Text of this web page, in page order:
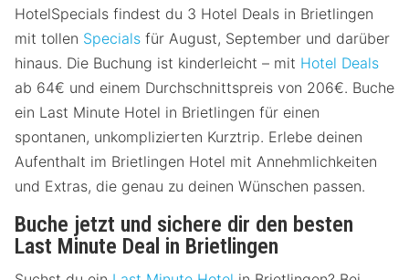
HotelSpecials findest du 3 Hotel Deals in Brietlingen
mit tollen Specials für August, September und darüber
hinaus. Die Buchung ist kinderleicht – mit Hotel Deals
ab 64€ und einem Durchschnittspreis von 206€. Buche
ein Last Minute Hotel in Brietlingen für einen
spontanen, unkomplizierten Kurztrip. Erlebe deinen
Aufenthalt im Brietlingen Hotel mit Annehmlichkeiten
und Extras, die genau zu deinen Wünschen passen.
Buche jetzt und sichere dir den besten
Last Minute Deal in Brietlingen